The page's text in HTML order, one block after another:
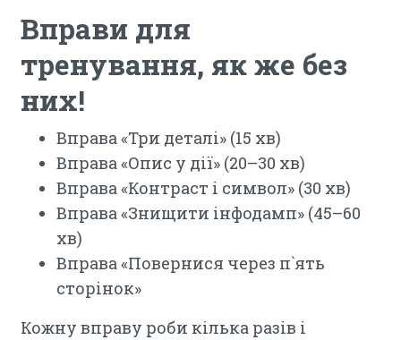
Вправи для
тренування, як же без
них!
Вправа «Три деталі» (15 хв)
Вправа «Опис у дії» (20–30 хв)
Вправа «Контраст і символ» (30 хв)
Вправа «Знищити інфодамп» (45–60
хв)
Вправа «Повернися через п`ять
сторінок»
Кожну вправу роби кілька разів і